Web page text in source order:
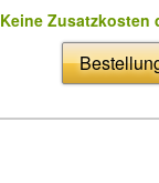
Keine Zusatzkosten